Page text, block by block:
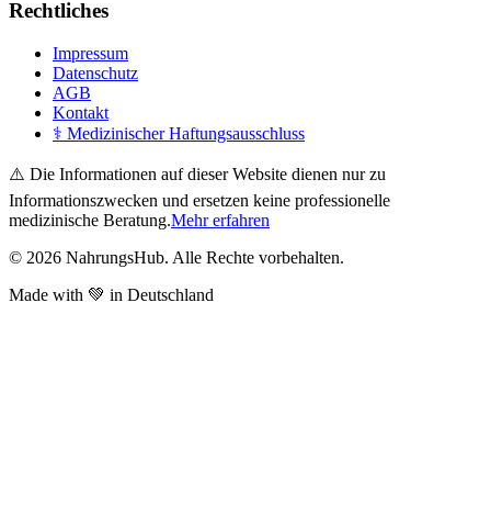
Rechtliches
Impressum
Datenschutz
AGB
Kontakt
⚕️ Medizinischer Haftungsausschluss
⚠️ Die Informationen auf dieser Website dienen nur zu
Informationszwecken und ersetzen keine professionelle
medizinische Beratung.Mehr erfahren
© 2026 NahrungsHub. Alle Rechte vorbehalten.
Made with 💚 in Deutschland